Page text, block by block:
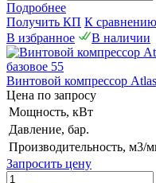
Подробнее
Получить КП К сравнению
В избранное
В наличии
Винтовой компрессор
Цена по запросу
Мощность, кВт
Давление, бар.
Производительность, м3/
Запросить цену